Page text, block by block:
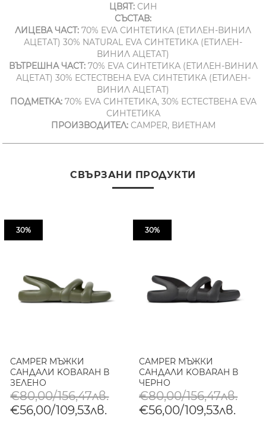
ЦВЯТ:СИН
СЪСТАВ:
ЛИЦЕВА ЧАСТ: 70% EVA СИНТЕТИКА (ЕТИЛЕН-ВИНИЛ
АЦЕТАТ) 30% NATURAL EVA СИНТЕТИКА (ЕТИЛЕН-
ВИНИЛ АЦЕТАТ)
ВЪТРЕШНА ЧАСТ:70% EVA СИНТЕТИКА (ЕТИЛЕН-ВИНИЛ
АЦЕТАТ) 30% ЕСТЕСТВЕНА EVA СИНТЕТИКА (ЕТИЛЕН-
ВИНИЛ АЦЕТАТ)
ПОДМЕТКА:70% EVA СИНТЕТИКА, 30% ЕСТЕСТВЕНА EVA
СИНТЕТИКА
ПРОИЗВОДИТЕЛ:CAMPER, ВИЕТНАМ
СВЪРЗАНИ ПРОДУКТИ
30%
CAMPER МЪЖКИ
САНДАЛИ KOBARAH В
ЗЕЛЕНО
€80,00/156,47лв.
€56,00/109,53лв.
30%
CAMPER МЪЖКИ
САНДАЛИ KOBARAH В
ЧЕРНО
€80,00/156,47лв.
€56,00/109,53лв.